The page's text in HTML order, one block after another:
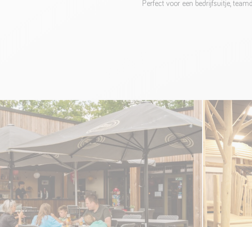
Perfect voor een bedrijfsuitje,